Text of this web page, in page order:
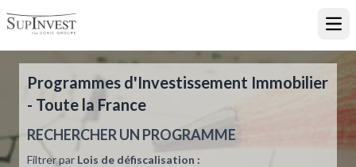
Programmes d'Investissement Immobilier
- Toute la France
RECHERCHER UN PROGRAMME
Filtrer par Lois de défiscalisation :